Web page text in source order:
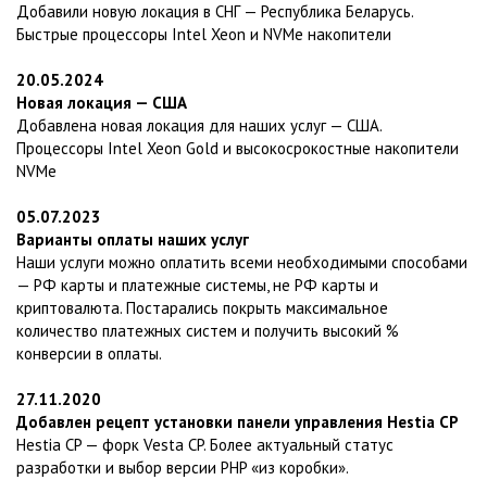
Добавили новую локация в СНГ — Республика Беларусь.
Быстрые процессоры Intel Xeon и NVMe накопители
20.05.2024
Новая локация — США
Добавлена новая локация для наших услуг — США.
Процессоры Intel Xeon Gold и высокосрокостные накопители
NVMe
05.07.2023
Варианты оплаты наших услуг
Наши услуги можно оплатить всеми необходимыми способами
— РФ карты и платежные системы, не РФ карты и
криптовалюта. Постарались покрыть максимальное
количество платежных систем и получить высокий %
конверсии в оплаты.
27.11.2020
Добавлен рецепт установки панели управления Hestia CP
Hestia CP — форк Vesta CP. Более актуальный статус
разработки и выбор версии PHP «из коробки».